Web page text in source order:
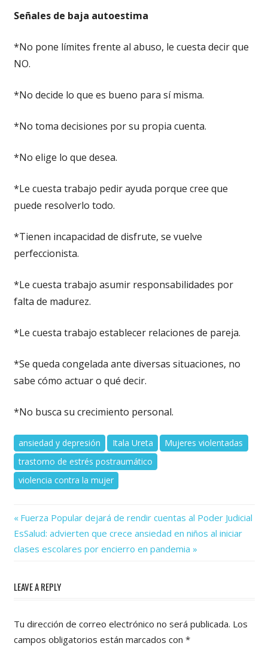
Señales de baja autoestima
*No pone límites frente al abuso, le cuesta decir que
NO.
*No decide lo que es bueno para sí misma.
*No toma decisiones por su propia cuenta.
*No elige lo que desea.
*Le cuesta trabajo pedir ayuda porque cree que
puede resolverlo todo.
*Tienen incapacidad de disfrute, se vuelve
perfeccionista.
*Le cuesta trabajo asumir responsabilidades por
falta de madurez.
*Le cuesta trabajo establecer relaciones de pareja.
*Se queda congelada ante diversas situaciones, no
sabe cómo actuar o qué decir.
*No busca su crecimiento personal.
ansiedad y depresión Itala Ureta
Mujeres violentadas
trastorno de estrés postraumático
violencia contra la mujer
Navegación
de
Previous
Post:
Fuerza Popular dejará de rendir cuentas al Poder Judicial
Next
Post:
EsSalud: advierten que crece ansiedad en niños al iniciar
clases escolares por encierro en pandemia
LEAVE A REPLY
Tu dirección de correo electrónico no será publicada. Los
campos obligatorios están marcados con *